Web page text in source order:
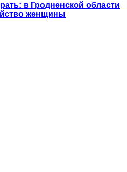
в Гродненской области
женщины